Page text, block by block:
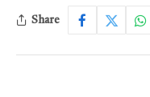
Share